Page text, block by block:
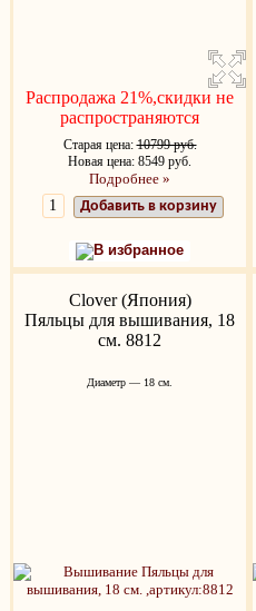
Распродажа 21%,скидки не
распространяются
Старая цена:10799 руб.
Новая цена: 8549 руб.
Подробнее »
Добавить в корзину
В избранное
Clover (Япония)
Пяльцы для вышивания, 18
см. 8812
Диаметр — 18 см.